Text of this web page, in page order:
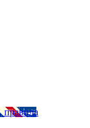
правила